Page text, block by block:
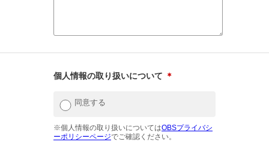
個人情報の取り扱いについて ＊
同意する
※個人情報の取り扱いについてはOBSプライバシ
ーポリシーページでご確認ください。